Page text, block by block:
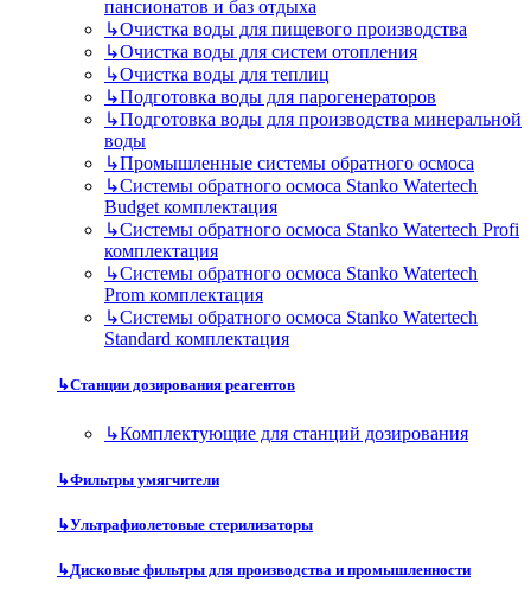
пансионатов и баз отдыха
↳Очистка воды для пищевого производства
↳Очистка воды для систем отопления
↳Очистка воды для теплиц
↳Подготовка воды для парогенераторов
↳Подготовка воды для производства минеральной
воды
↳Промышленные системы обратного осмоса
↳Системы обратного осмоса Stanko Watertech
Budget комплектация
↳Системы обратного осмоса Stanko Watertech Profi
комплектация
↳Системы обратного осмоса Stanko Watertech
Prom комплектация
↳Системы обратного осмоса Stanko Watertech
Standard комплектация
↳Станции дозирования реагентов
↳Комплектующие для станций дозирования
↳Фильтры умягчители
↳Ультрафиолетовые стерилизаторы
↳Дисковые фильтры для производства и промышленности